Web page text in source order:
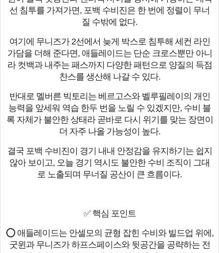
선 침투를 가져가면, 포백 수비진은 한 번에 정렬이 무너
질 수밖에 없다.
여기에 무니즈가 2선에서 늦게 박스로 침투해 세컨 라인
가담을 더해 준다면, 애들레이드는 단순 크로스뿐만 아니
라 컷백과 내주는 패스까지 다양한 패턴으로 양질의 득점
찬스를 생산해 나갈 수 있다.
반대로 멜버른 빅토리는 베르고스와 벨루필레이의 개인
능력을 앞세워 역습 한두 번을 노릴 수 있겠지만, 수비 블
록 자체가 불안한 상태라 곧바로 다시 위기를 맞는 장면이
더 자주 나올 가능성이 높다.
결국 포백 수비진이 경기 내내 안정감을 유지하기는 쉽지
않아 보이고, 오늘 경기 역시도 불안한 수비 조직이 그대
로 노출되며 무너질 공산이 큰 흐름이다.
✅ 핵심 포인트
⭕ 애들레이드는 안셀모의 균형 잡힌 수비와 빌드업 위에,
굿윈과 무니즈가 하프스페이스와 뒷공간을 공략하는 전